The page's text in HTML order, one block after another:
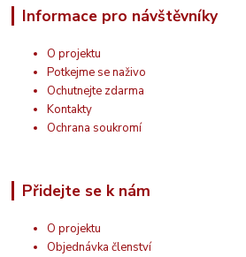
Informace pro návštěvníky
O projektu
Potkejme se naživo
Ochutnejte zdarma
Kontakty
Ochrana soukromí
Přidejte se k nám
O projektu
Objednávka členství